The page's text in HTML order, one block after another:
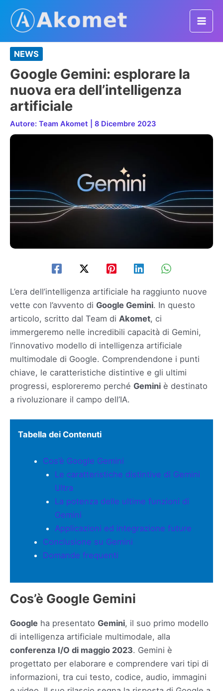
contenuto
NEWS
Google Gemini: esplorare la
nuova era dell’intelligenza
artificiale
Autore: Team Akomet 8 Dicembre 2023
L’era dell’intelligenza artificiale ha raggiunto nuove
vette con l’avvento di Google Gemini. In questo
articolo, scritto dal Team di Akomet, ci
immergeremo nelle incredibili capacità di Gemini,
l’innovativo modello di intelligenza artificiale
multimodale di Google. Comprendendone i punti
chiave, le caratteristiche distintive e gli ultimi
progressi, esploreremo perché Gemini è destinato
a rivoluzionare il campo dell’IA.
Tabella dei Contenuti
Cos’è Google Gemini
Le caratteristiche distintive di Gemini
Ultra
La potenza delle ultime funzioni di
Gemini
Applicazioni ed integrazione future
Conclusione su Gemini
Domande frequenti
Cos’è Google Gemini
Google ha presentato Gemini, il suo primo modello
di intelligenza artificiale multimodale, alla
conferenza I/O di maggio 2023. Gemini è
progettato per elaborare e comprendere vari tipi di
informazioni, tra cui testo, codice, audio, immagini